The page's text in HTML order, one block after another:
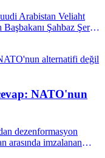
Arabistan Veliaht
Şahbaz Şerif
NATO'nun
dezenformasyon
arasında imzalanan